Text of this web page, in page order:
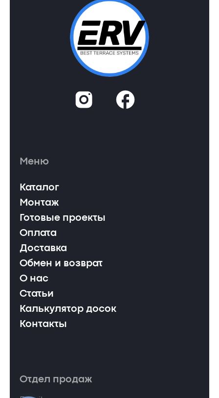
Меню
Каталог
Монтаж
Готовые проекты
Оплата
Доставка
Обмен и возврат
О нас
Статьи
Калькулятор досок
Контакты
Отдел продаж